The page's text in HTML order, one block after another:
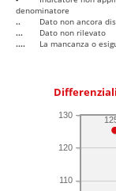
denominatore
..
Dato non ancora
...
Dato non rilevato
....
La mancanza o
110
120
130